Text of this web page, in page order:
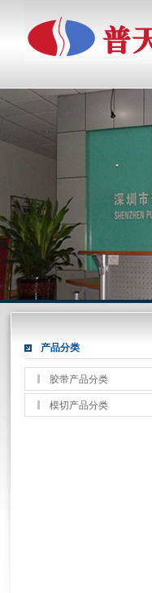
产品分类
胶带产品分类
模切产品分类